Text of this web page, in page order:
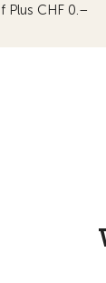
Plus CHF 0.–